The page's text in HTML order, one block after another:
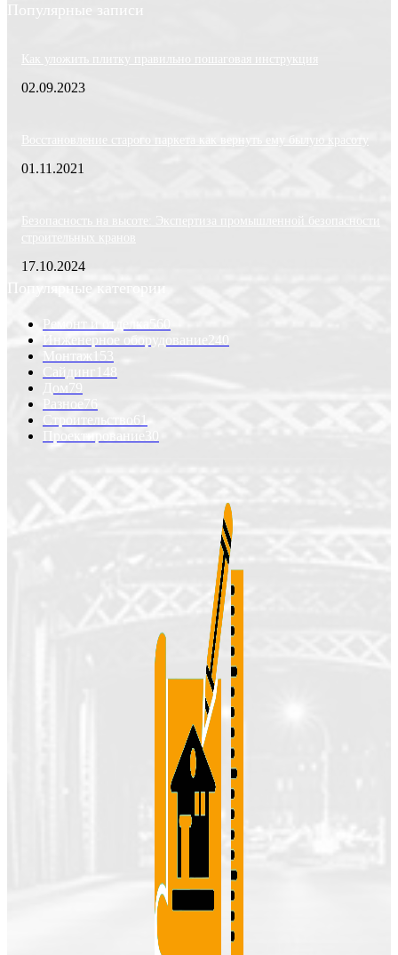
Популярные записи
Как уложить плитку правильно пошаговая инструкция
02.09.2023
Восстановление старого паркета как вернуть ему былую красоту
01.11.2021
Безопасность на высоте: Экспертиза промышленной безопасности
строительных кранов
17.10.2024
Популярные категории
Ремонт и отделка
Инженерное оборудование
240
Монтаж
153
Сайдинг
148
Дом 79
Разное 76
Строительство
Проектирование